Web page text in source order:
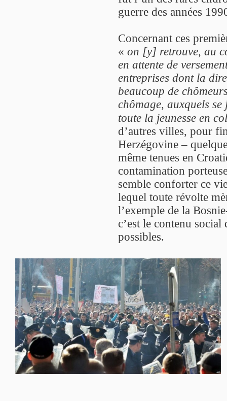
guerre des années
Concernant ces
« on [y] retrouve, au
en attente de
entreprises dont la
beaucoup de
chômage, auxquels
toute la jeunesse en
d’autres villes, pour
Herzégovine –
même tenues en
contamination
semble conforter ce
lequel toute révolte
l’exemple de la
c’est le contenu
possibles.